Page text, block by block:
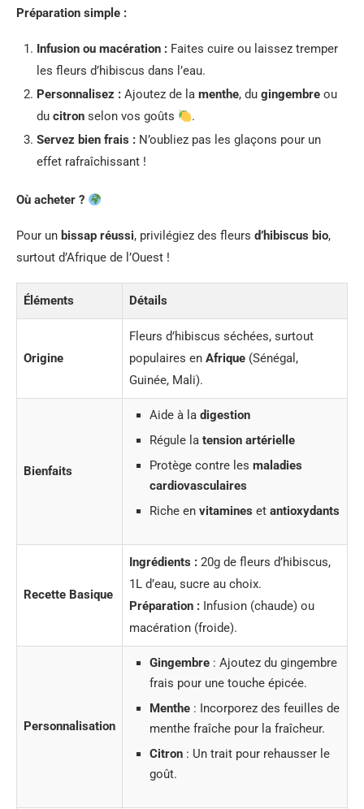
Préparation simple :
Infusion ou macération : Faites cuire ou laissez tremper
les fleurs d’hibiscus dans l’eau.
Personnalisez : Ajoutez de la menthe, du gingembre ou
du citron selon vos goûts
.
Servez bien frais : N’oubliez pas les glaçons pour un
effet rafraîchissant !
Où acheter ?
Pour un bissap réussi, privilégiez des fleurs d’hibiscus bio,
surtout d’Afrique de l’Ouest !
Éléments Détails
Origine
Fleurs d’hibiscus séchées, surtout
populaires en Afrique (Sénégal,
Guinée, Mali).
Bienfaits
Aide à la digestion
Régule la tension artérielle
Protège contre les maladies
cardiovasculaires
Riche en vitamines et antioxydants
Recette Basique
Ingrédients : 20g de fleurs d’hibiscus,
1L d’eau, sucre au choix.
Préparation : Infusion (chaude) ou
macération (froide).
Personnalisation
Gingembre : Ajoutez du gingembre
frais pour une touche épicée.
Menthe : Incorporez des feuilles de
menthe fraîche pour la fraîcheur.
Citron : Un trait pour rehausser le
goût.